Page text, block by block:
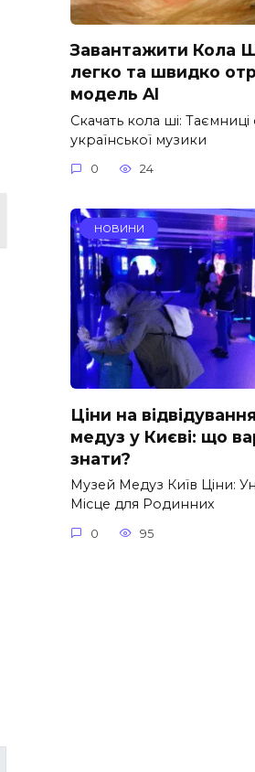
Завантажити Кола
легко та швидко
модель AI
Скачать кола ші: Таємниці
української музики
0 24
НОВИНИ
Ціни на
медуз у Києві: що
знати?
Музей Медуз Київ Ціни:
Місце для Родинних
0 95